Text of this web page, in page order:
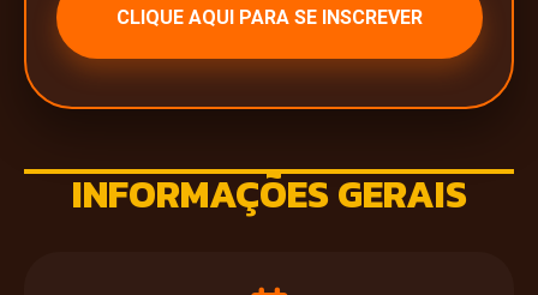
CLIQUE AQUI PARA SE INSCREVER
INFORMAÇÕES GERAIS